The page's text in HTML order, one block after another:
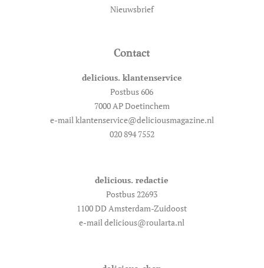
Nieuwsbrief
Contact
delicious. klantenservice
Postbus 606
7000 AP Doetinchem
e-mail klantenservice@deliciousmagazine.nl
020 894 7552
delicious. redactie
Postbus 22693
1100 DD Amsterdam-Zuidoost
e-mail delicious@roularta.nl